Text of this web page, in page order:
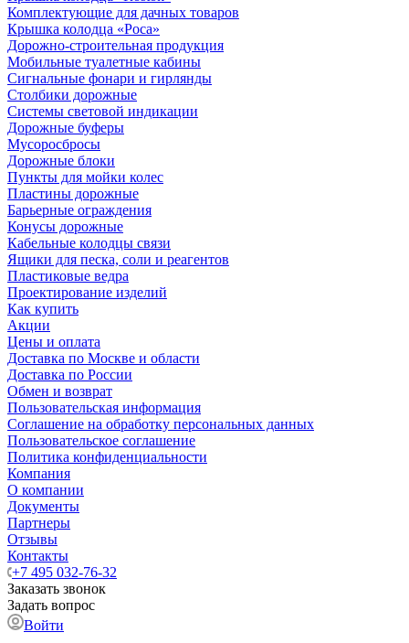
Комплектующие для дачных товаров
Крышка колодца «Роса»
Дорожно-строительная продукция
Мобильные туалетные кабины
Сигнальные фонари и гирлянды
Столбики дорожные
Системы световой индикации
Дорожные буферы
Мусоросбросы
Дорожные блоки
Пункты для мойки колес
Пластины дорожные
Барьерные ограждения
Конусы дорожные
Кабельные колодцы связи
Ящики для песка, соли и реагентов
Пластиковые ведра
Проектирование изделий
Как купить
Акции
Цены и оплата
Доставка по Москве и области
Доставка по России
Обмен и возврат
Пользовательская информация
Соглашение на обработку персональных данных
Пользовательское соглашение
Политика конфиденциальности
Компания
О компании
Документы
Партнеры
Отзывы
Контакты
+7 495 032-76-32
Заказать звонок
Задать вопрос
Войти